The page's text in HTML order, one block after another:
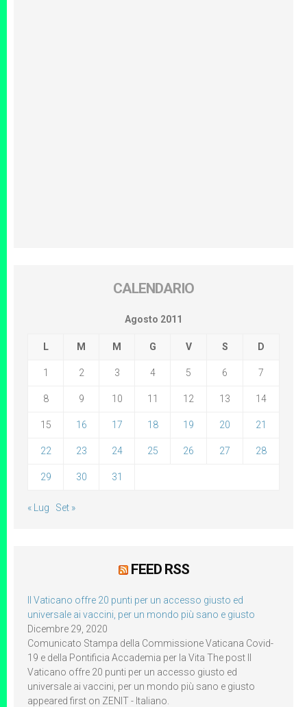
CALENDARIO
Agosto 2011
L M M G V S D
1 2 3 4 5 6 7
8 9 10 11 12 13 14
15 16 17 18 19 20 21
22 23 24 25 26 27 28
29 30 31
« Lug Set »
FEED RSS
Il Vaticano offre 20 punti per un accesso giusto ed
universale ai vaccini, per un mondo più sano e giusto
Dicembre 29, 2020
Comunicato Stampa della Commissione Vaticana Covid-
19 e della Pontificia Accademia per la Vita The post Il
Vaticano offre 20 punti per un accesso giusto ed
universale ai vaccini, per un mondo più sano e giusto
appeared first on ZENIT - Italiano.